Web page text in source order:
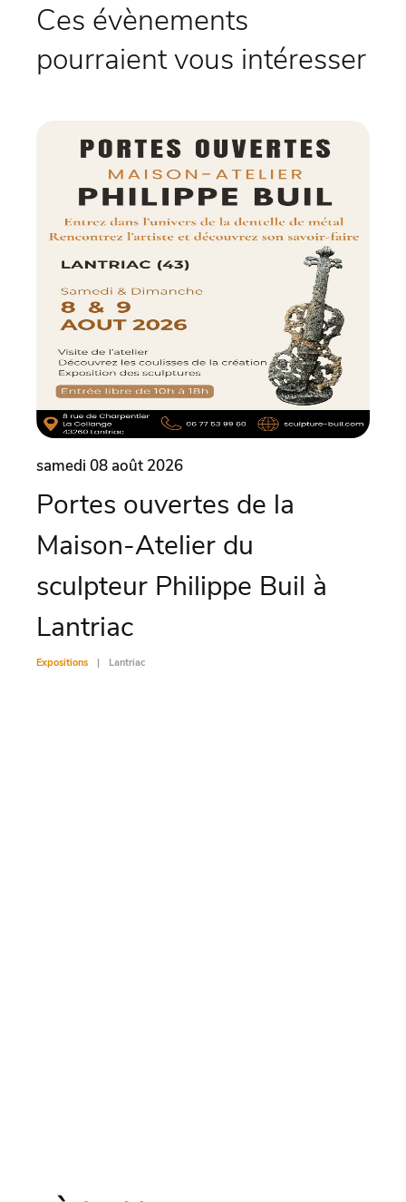
Ces évènements
pourraient vous intéresser
samedi 08 août 2026
Portes ouvertes de la
Maison-Atelier du
sculpteur Philippe Buil à
Lantriac
Expositions Lantriac